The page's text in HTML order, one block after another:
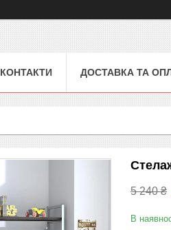
КОНТАКТИ ДОСТАВКА ТА
5 240 ₴
В